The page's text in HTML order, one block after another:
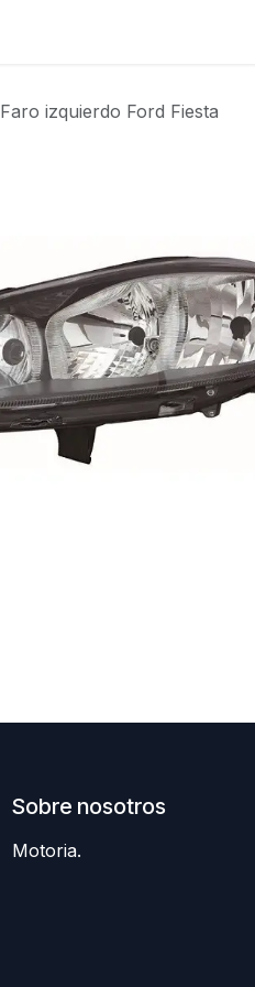
Faro izquierdo Ford Fiesta
Sobre nosotros
Motoria.